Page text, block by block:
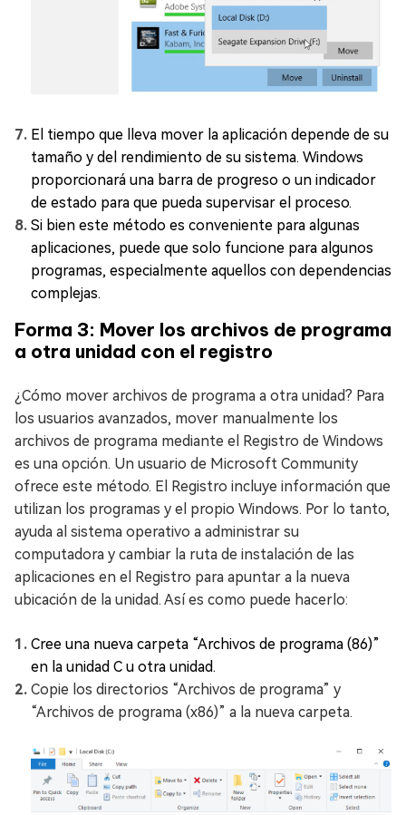
El tiempo que lleva mover la aplicación depende de su
tamaño y del rendimiento de su sistema. Windows
proporcionará una barra de progreso o un indicador
de estado para que pueda supervisar el proceso.
Si bien este método es conveniente para algunas
aplicaciones, puede que solo funcione para algunos
programas, especialmente aquellos con dependencias
complejas.
Forma 3: Mover los archivos de programa
a otra unidad con el registro
¿Cómo mover archivos de programa a otra unidad? Para
los usuarios avanzados, mover manualmente los
archivos de programa mediante el Registro de Windows
es una opción. Un usuario de Microsoft Community
ofrece este método. El Registro incluye información que
utilizan los programas y el propio Windows. Por lo tanto,
ayuda al sistema operativo a administrar su
computadora y cambiar la ruta de instalación de las
aplicaciones en el Registro para apuntar a la nueva
ubicación de la unidad. Así es como puede hacerlo:
Cree una nueva carpeta “Archivos de programa (86)”
en la unidad C u otra unidad.
Copie los directorios “Archivos de programa” y
“Archivos de programa (x86)” a la nueva carpeta.